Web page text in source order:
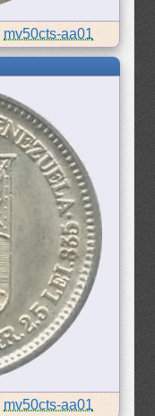
mv50cts-aa01
mv50cts-aa01